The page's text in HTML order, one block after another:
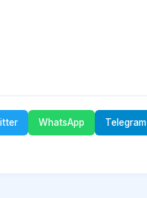
WhatsApp Telegram